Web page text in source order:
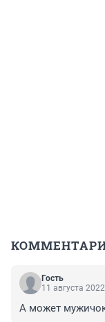
Гость
11 августа
А может